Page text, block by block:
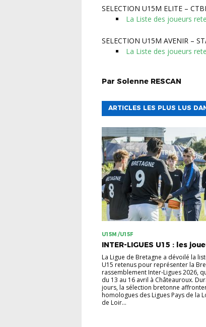
SELECTION U15M ELITE –
La Liste des joueurs
SELECTION U15M AVENIR –
La Liste des joueurs
Par Solenne RESCAN
ARTICLES LES PLUS LUS
U15M /U15F
INTER-LIGUES U15 : les
La Ligue de Bretagne a dévoilé la
U15 retenus pour représenter la
rassemblement Inter‑Ligues 2026,
du 13 au 16 avril à Châteauroux.
jours, la sélection bretonne
homologues des Ligues Pays de la
de Loir...